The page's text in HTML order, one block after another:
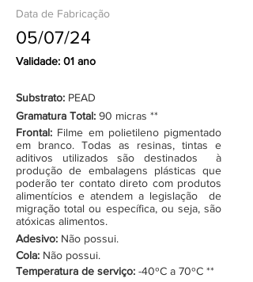
Data de Fabricação
05/07/24
Validade: 01 ano
Substrato: PEAD
Gramatura Total: 90 micras **
Frontal: Filme em polietileno pigmentado
em branco. Todas as resinas, tintas e
aditivos utilizados são destinados à
produção de embalagens plásticas que
poderão ter contato direto com produtos
alimentícios e atendem a legislação de
migração total ou específica, ou seja, são
atóxicas alimentos.
Adesivo: Não possui.
Cola: Não possui.
Temperatura de serviço: -40ºC a 70ºC **